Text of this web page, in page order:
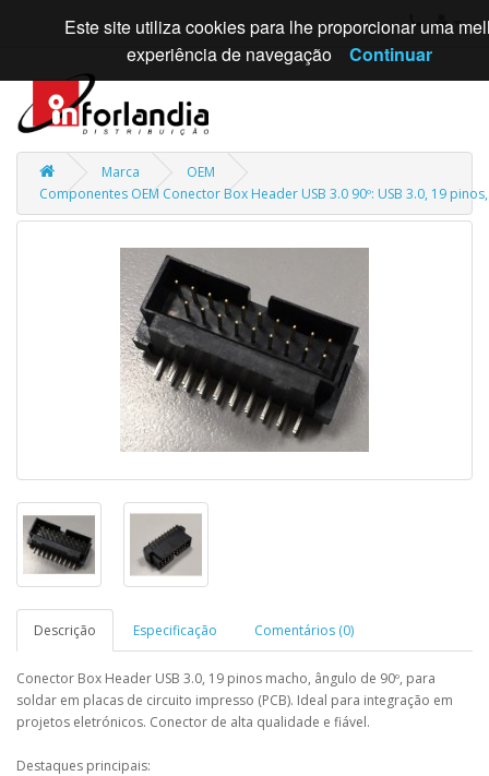
Marca
OEM
Componentes OEM Conector Box Header USB 3.0 90º: USB 3.0, 19 pinos,
Descrição Especificação Comentários (0)
Conector Box Header USB 3.0, 19 pinos macho, ângulo de 90º, para
soldar em placas de circuito impresso (PCB). Ideal para integração em
projetos eletrónicos. Conector de alta qualidade e fiável.
Destaques principais:
Este site utiliza cookies para lhe proporcionar uma
experiência de navegação
Continuar